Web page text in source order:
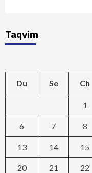
Taqvim
Du Se Ch
1
6 7 8
13 14 15
20 21 22